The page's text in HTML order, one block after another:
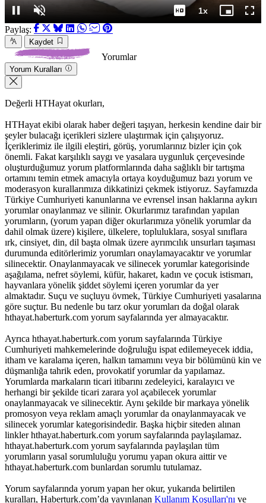
DuraklatSesi
Aç
Süre
1xOynatma
Hızı
Mini
oynatıcı
Tam
Paylaş:
Kaydet
Yorumlar
Yorum Kuralları
Değerli HTHayat okurları,
HTHayat ekibi olarak haber değeri taşıyan, herkesin kendine dair bir
şeyler bulacağı içerikleri sizlere ulaştırmak için çalışıyoruz.
İçeriklerimiz ile ilgili eleştiri, görüş, yorumlarınız bizler için çok
önemli. Fakat karşılıklı saygı ve yasalara uygunluk çerçevesinde
oluşturduğumuz yorum platformlarında daha sağlıklı bir tartışma
ortamını temin etmek amacıyla ortaya koyduğumuz bazı yorum ve
moderasyon kurallarımıza dikkatinizi çekmek istiyoruz. Sayfamızda
Türkiye Cumhuriyeti kanunlarına ve evrensel insan haklarına aykırı
yorumlar onaylanmaz ve silinir. Okurlarımız tarafından yapılan
yorumların, (yorum yapan diğer okurlarımıza yönelik yorumlar da
dahil olmak üzere) kişilere, ülkelere, topluluklara, sosyal sınıflara
ırk, cinsiyet, din, dil başta olmak üzere ayrımcılık unsurları taşıması
durumunda editörlerimiz yorumları onaylamayacaktır ve yorumlar
silinecektir. Onaylanmayacak ve silinecek yorumlar kategorisinde
aşağılama, nefret söylemi, küfür, hakaret, kadın ve çocuk istismarı,
hayvanlara yönelik şiddet söylemi içeren yorumlar da yer
almaktadır. Suçu ve suçluyu övmek, Türkiye Cumhuriyeti yasalarına
göre suçtur. Bu nedenle bu tarz okur yorumları da doğal olarak
hthayat.haberturk.com yorum sayfalarında yer almayacaktır.
Ayrıca hthayat.haberturk.com yorum sayfalarında Türkiye
Cumhuriyeti mahkemelerinde doğruluğu ispat edilemeyecek iddia,
itham ve karalama içeren, halkın tamamını veya bir bölümünü kin ve
düşmanlığa tahrik eden, provokatif yorumlar da yapılamaz.
Yorumlarda markaların ticari itibarını zedeleyici, karalayıcı ve
herhangi bir şekilde ticari zarara yol açabilecek yorumlar
onaylanmayacak ve silinecektir. Aynı şekilde bir markaya yönelik
promosyon veya reklam amaçlı yorumlar da onaylanmayacak ve
silinecek yorumlar kategorisindedir. Başka hiçbir siteden alınan
linkler hthayat.haberturk.com yorum sayfalarında paylaşılamaz.
hthayat.haberturk.com yorum sayfalarında paylaşılan tüm
yorumların yasal sorumluluğu yorumu yapan okura aittir ve
hthayat.haberturk.com bunlardan sorumlu tutulamaz.
Yorum sayfalarında yorum yapan her okur, yukarıda belirtilen
kuralları, Haberturk.com’da yayınlanan Kullanım Koşulları'nı ve